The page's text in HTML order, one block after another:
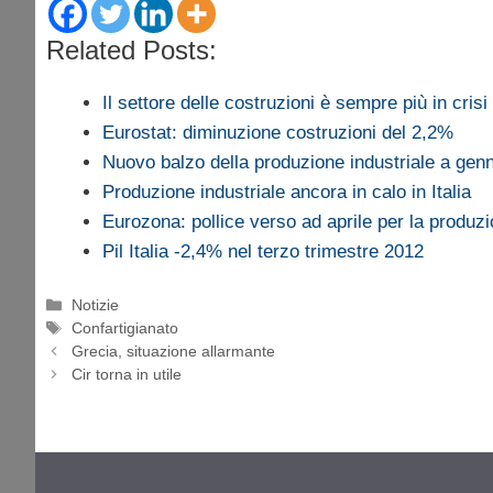
Related Posts:
Il settore delle costruzioni è sempre più in crisi
Eurostat: diminuzione costruzioni del 2,2%
Nuovo balzo della produzione industriale a
Produzione industriale ancora in calo in Italia
Eurozona: pollice verso ad aprile per la
Pil Italia -2,4% nel terzo trimestre 2012
Categorie
Notizie
Tag
Confartigianato
Grecia, situazione allarmante
Cir torna in utile